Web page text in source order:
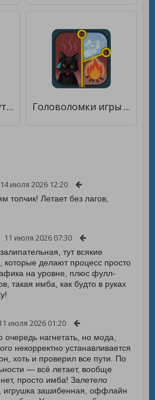
Drive Ahead! — крутые бои на тачках [Много монет] Головоломки игры без интернета [Много денег]
14 июля 2026 12:20
топчик! Летает без лагов,
11 июля 2026 07:30
тут всякие
которые делают процесс просто
на уровне, плюс фулл-
такая имба, как будто в руках
11 июля 2026 01:20
очередь нагнетать, но мода,
некорректно устанавливается
хоть и проверил все пути. По
— всё летает, вообще
нет, просто имба! Залетело
игрушка зашибенная, оффлайн